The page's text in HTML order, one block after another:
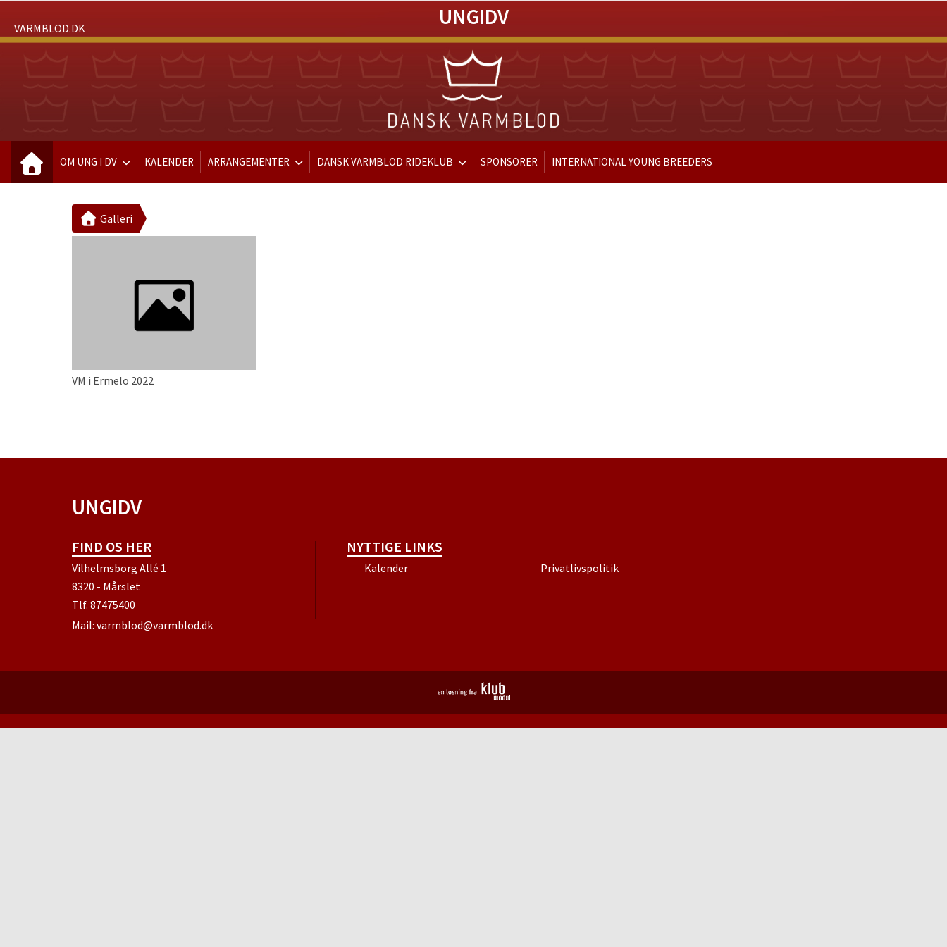
OM UNG I DV KALENDER ARRANGEMENTER DANSK VARMBLOD RIDEKLUB SPONSORER INTERNATIONAL YOUNG BREEDERS
VARMBLOD.DK UNGIDV
Galleri
VM i Ermelo 2022
UNGIDV
FIND OS HER
Vilhelmsborg Allé 1
8320 - Mårslet
Tlf. 87475400
Mail: varmblod@varmblod.dk
NYTTIGE LINKS
Kalender Privatlivspolitik